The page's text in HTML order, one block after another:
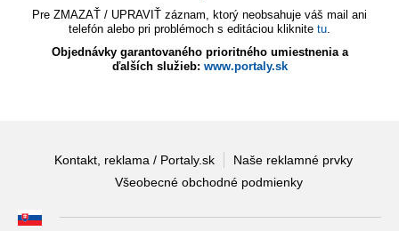
Pre ZMAZAŤ / UPRAVIŤ záznam, ktorý neobsahuje váš mail ani
telefón alebo pri problémoch s editáciou kliknite tu.
Objednávky garantovaného prioritného umiestnenia a
ďalších služieb: www.portaly.sk
Kontakt, reklama / Portaly.sk
Naše reklamné prvky
Všeobecné obchodné podmienky